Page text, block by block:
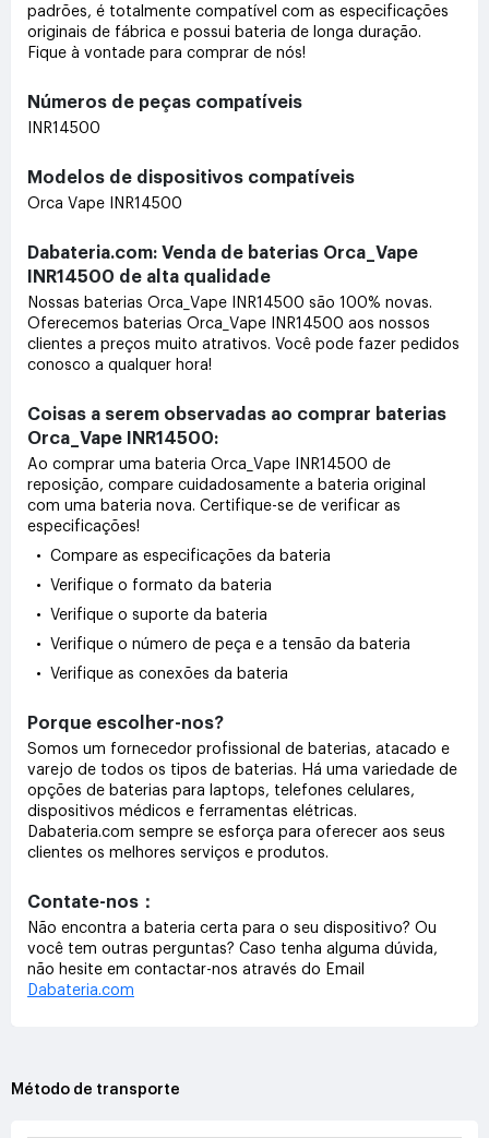
padrões, é totalmente compatível com as especificações
originais de fábrica e possui bateria de longa duração.
Fique à vontade para comprar de nós!
Números de peças compatíveis
INR14500
Modelos de dispositivos compatíveis
Orca Vape INR14500
Dabateria.com: Venda de baterias Orca_Vape
INR14500 de alta qualidade
Nossas baterias Orca_Vape INR14500 são 100% novas.
Oferecemos baterias Orca_Vape INR14500 aos nossos
clientes a preços muito atrativos. Você pode fazer pedidos
conosco a qualquer hora!
Coisas a serem observadas ao comprar baterias
Orca_Vape INR14500:
Ao comprar uma bateria Orca_Vape INR14500 de
reposição, compare cuidadosamente a bateria original
com uma bateria nova. Certifique-se de verificar as
especificações!
• Compare as especificações da bateria
• Verifique o formato da bateria
• Verifique o suporte da bateria
• Verifique o número de peça e a tensão da bateria
• Verifique as conexões da bateria
Porque escolher-nos?
Somos um fornecedor profissional de baterias, atacado e
varejo de todos os tipos de baterias. Há uma variedade de
opções de baterias para laptops, telefones celulares,
dispositivos médicos e ferramentas elétricas.
Dabateria.com sempre se esforça para oferecer aos seus
clientes os melhores serviços e produtos.
Contate-nos：
Não encontra a bateria certa para o seu dispositivo? Ou
você tem outras perguntas? Caso tenha alguma dúvida,
não hesite em contactar-nos através do Email
Dabateria.com
Método de transporte